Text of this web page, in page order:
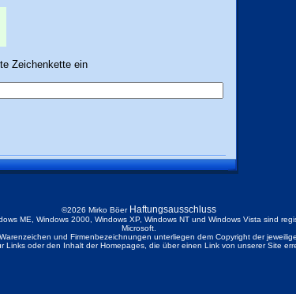
Zeichenkette ein
©2026 Mirko Böer Haftungsausschluss
ME, Windows 2000, Windows XP, Windows NT und Windows Vista sind
Microsoft.
und Firmenbezeichnungen unterliegen dem Copyright der
Links oder den Inhalt der Homepages, die über einen Link von unserer Site